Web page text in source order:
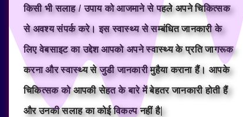
किसी भी सलाह / उपाय को आजमाने से पहले अपने चिकित्सक
से अवश्य संपर्क करे। इस स्वास्थ्य से सम्बंधित जानकारी के
लिए वेबसाइट का उद्देश आपको अपने स्वास्थ्य के प्रति जागरूक
करना और स्वास्थ्य से जुडी जानकारी मुहैया कराना हैं। आपके
चिकित्सक को आपकी सेहत के बारे में बेहतर जानकारी होती हैं
और उनकी सलाह का कोई विकल्प नहीं है|